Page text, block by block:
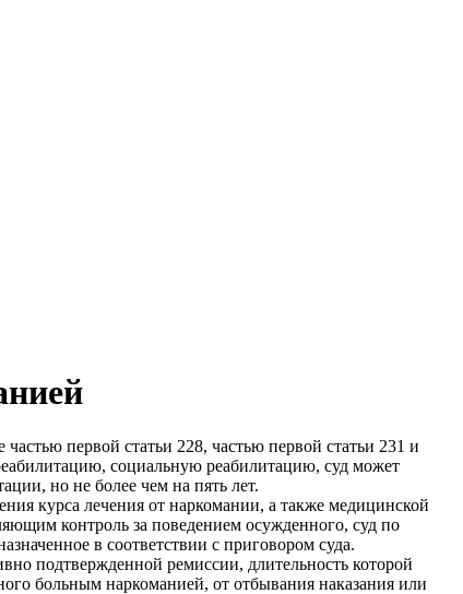
первой статьи 228, частью первой статьи 231 и
социальную реабилитацию, суд может
но не более чем на пять лет.
курса лечения от наркомании, а также медицинской
контроль за поведением осужденного, суд по
в соответствии с приговором суда.
подтвержденной ремиссии, длительность которой
больным наркоманией, от отбывания наказания или